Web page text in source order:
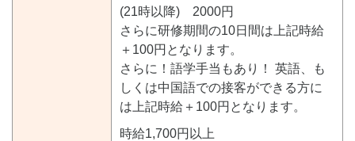
(21時以降) 2000円
さらに研修期間の10日間は上記時給
＋100円となります。
さらに！語学手当もあり！ 英語、も
しくは中国語での接客ができる方に
は上記時給＋100円となります。
時給1,700円以上